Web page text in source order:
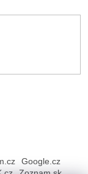
Google.cz